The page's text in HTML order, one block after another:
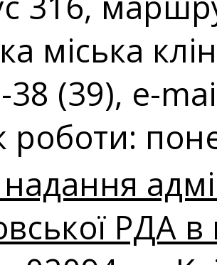
міська
38 (39), e-
роботи:
РДА в